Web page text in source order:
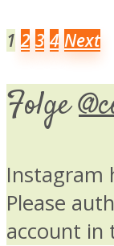
1 2 3 4 Next
Folge
Instagram
Please
account in